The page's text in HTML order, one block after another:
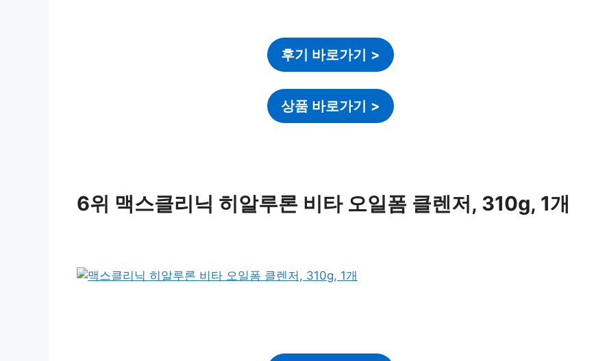
후기 바로가기 >
상품 바로가기 >
6위 맥스클리닉 히알루론 비타 오일폼 클렌저, 310g, 1개